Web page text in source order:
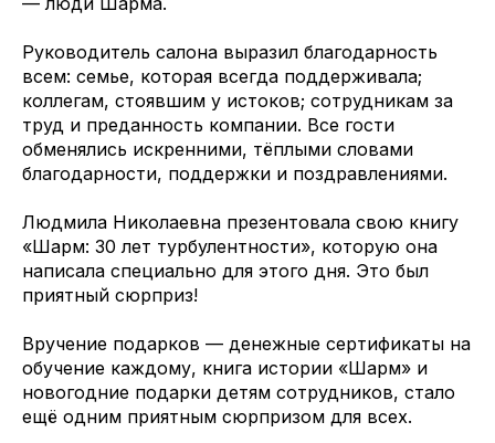
Руководитель салона выразил благодарность
всем: семье, которая всегда поддерживала;
коллегам, стоявшим у истоков; сотрудникам за
труд и преданность компании. Все гости
обменялись искренними, тёплыми словами
благодарности, поддержки и поздравлениями.
Людмила Николаевна презентовала свою книгу
«Шарм: 30 лет турбулентности», которую она
написала специально для этого дня. Это был
приятный сюрприз!
Вручение подарков — денежные сертификаты на
обучение каждому, книга истории «Шарм» и
новогодние подарки детям сотрудников, стало
ещё одним приятным сюрпризом для всех.